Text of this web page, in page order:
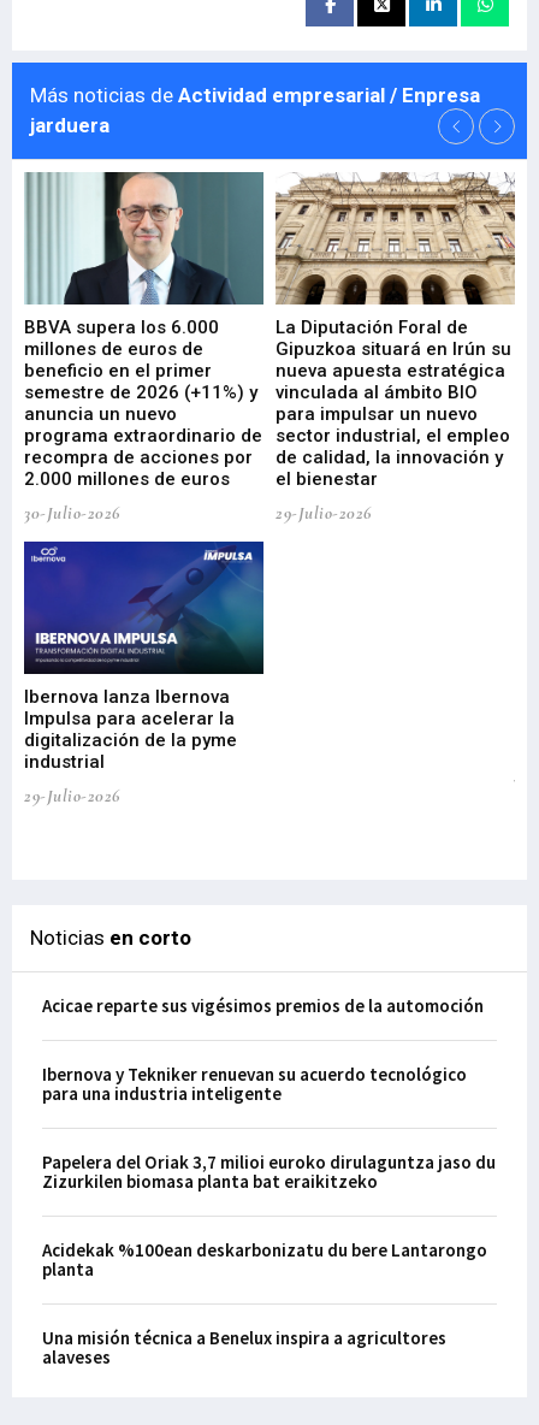
Más noticias de Actividad empresarial / Enpresa
jarduera
BBVA supera los 6.000
millones de euros de
beneficio en el primer
semestre de 2026 (+11%) y
anuncia un nuevo
programa extraordinario de
recompra de acciones por
2.000 millones de euros
30-Julio-2026
La Diputación Foral de
Gipuzkoa situará en Irún su
nueva apuesta estratégica
vinculada al ámbito BIO
para impulsar un nuevo
sector industrial, el empleo
de calidad, la innovación y
el bienestar
29-Julio-2026
Ibernova lanza Ibernova
Impulsa para acelerar la
digitalización de la pyme
industrial
29-Julio-2026
Noticias en corto
Acicae reparte sus vigésimos premios de la automoción
Ibernova y Tekniker renuevan su acuerdo tecnológico
para una industria inteligente
Papelera del Oriak 3,7 milioi euroko dirulaguntza jaso du
Zizurkilen biomasa planta bat eraikitzeko
Acidekak %100ean deskarbonizatu du bere Lantarongo
planta
Una misión técnica a Benelux inspira a agricultores
alaveses